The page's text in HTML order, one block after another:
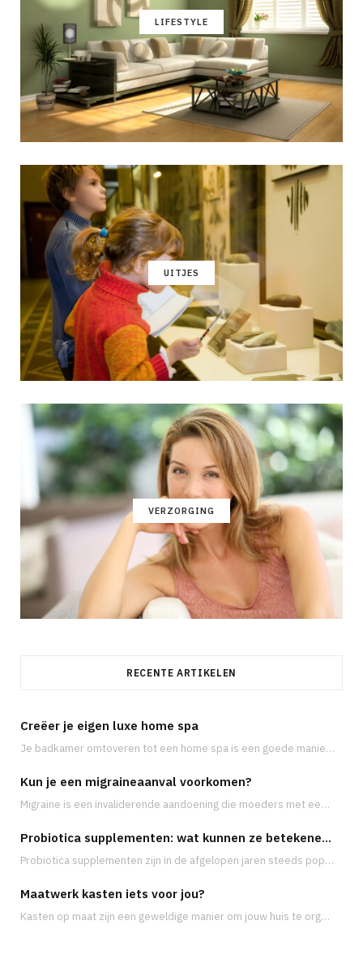
LIFESTYLE
UITJES
VERZORGING
RECENTE ARTIKELEN
Creëer je eigen luxe home spa
Je badkamer omtoveren tot een home spa is een goede manier om te ontsnappen aan…
Kun je een migraineaanval voorkomen?
Migraine is een invaliderende aandoening die moeders met een druk leven vaak treft op de…
Probiotica supplementen: wat kunnen ze betekenen voor je gezondheid?
Probiotica supplementen zijn in de afgelopen jaren steeds populairder geworden, met name vanwege de groeiende…
Maatwerk kasten iets voor jou?
Kasten op maat zijn een geweldige manier om jouw huis te organiseren en meer opbergruimte…